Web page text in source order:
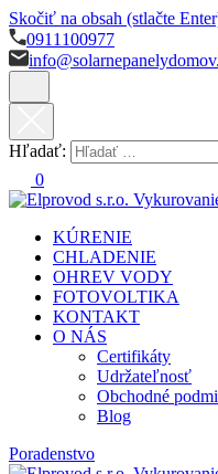
Skočiť na obsah (stlačte
0911100977
Hľadať:
0
Vykurovanie, chladenie,
KÚRENIE
CHLADENIE
OHREV VODY
FOTOVOLTIKA
KONTAKT
O NÁS
Certifikáty
Udržateľnosť
Obchodné
Blog
Poradenstvo